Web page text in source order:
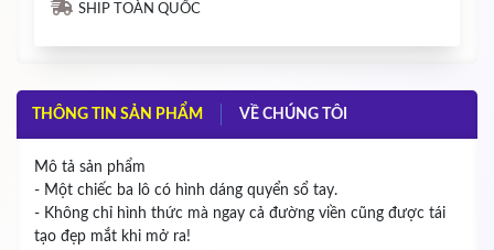
SHIP TOÀN QUỐC
THÔNG TIN SẢN PHẨM VỀ CHÚNG TÔI
Mô tả sản phẩm
- Một chiếc ba lô có hình dáng quyển sổ tay.
- Không chỉ hình thức mà ngay cả đường viền cũng được tái
tạo đẹp mắt khi mở ra!